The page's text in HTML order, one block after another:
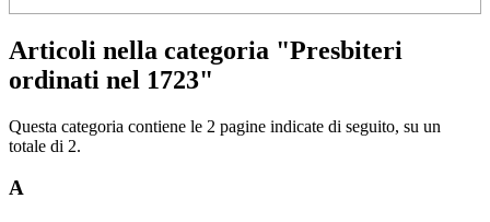
Articoli nella categoria "Presbiteri
ordinati nel 1723"
Questa categoria contiene le 2 pagine indicate di seguito, su un
totale di 2.
A